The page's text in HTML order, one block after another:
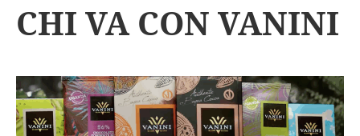
CHI VA CON VANINI